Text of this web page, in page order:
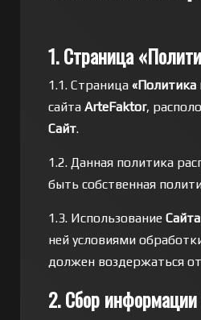
1. Страница
1.1. Страница «Политика
сайта ArteFaktor,
Сайт.
1.2. Данная политика
быть собственная
1.3. Использование Сайта
ней условиями
должен воздержаться
2. Сбор